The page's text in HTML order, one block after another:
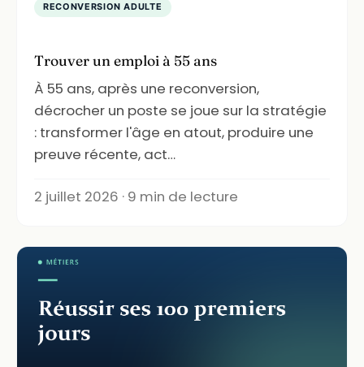
RECONVERSION ADULTE
Trouver un emploi à 55 ans
À 55 ans, après une reconversion,
décrocher un poste se joue sur la stratégie
: transformer l'âge en atout, produire une
preuve récente, act…
2 juillet 2026 · 9 min de lecture